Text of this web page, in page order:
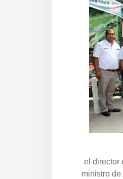
el director
ministro